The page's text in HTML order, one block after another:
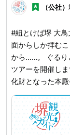
（公社）
#紐とけば堺 大鳥大
面からしか拝む
から……。 ぐるり
ツアーを開催します！ 2025年4月に新たに堺市
化財となった本
さま直々に解説いた
間近で感じた後
受け取りいただ
ひとときを過ごしませんか？ 📅 日